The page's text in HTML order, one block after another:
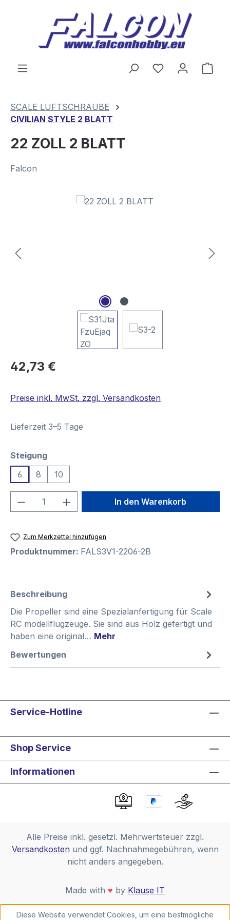
Zum Hauptinhalt springen
Du hast 0
SCALE LUFTSCHRAUBE
CIVILIAN STYLE 2 BLATT
22 ZOLL 2 BLATT
Falcon
Bildergalerie überspringen
Regulärer Preis:
42,73 €
Preise inkl. MwSt. zzgl. Versandkosten
Lieferzeit 3–5 Tage
Steigungauswählen
6
8 10
Produkt Anzahl: Gib denIn den Warenkorb
Zum Merkzettel hinzufügen
Produktnummer: FALS3V1-2206-2B
Beschreibung
Die Propeller sind eine Spezialanfertigung für Scale
RC modellflugzeuge. Sie sind aus Holz gefertigt und
haben eine original… Mehr
Bewertungen
Service-Hotline
Shop Service
Informationen
Alle Preise inkl. gesetzl. Mehrwertsteuer zzgl.
Versandkostenund ggf. Nachnahmegebühren, wenn
nicht anders angegeben.
Made with ♥ by Klause IT
Diese Website verwendet Cookies, um eine bestmögliche